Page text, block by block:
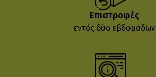
Επιστροφές
εντός δύο εβδομάδων